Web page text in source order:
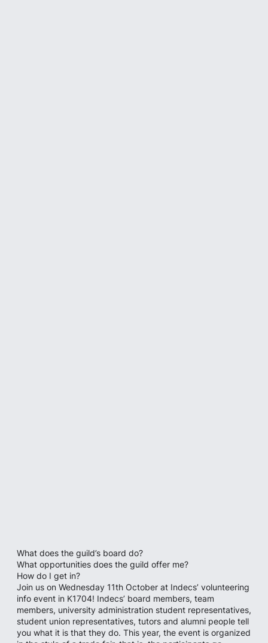
What does the guild’s board do?
What opportunities does the guild offer me?
How do I get in?
Join us on Wednesday 11th October at Indecs’ volunteering
info event in K1704! Indecs’ board members, team
members, university administration student representatives,
student union representatives, tutors and alumni people tell
you what it is that they do. This year, the event is organized